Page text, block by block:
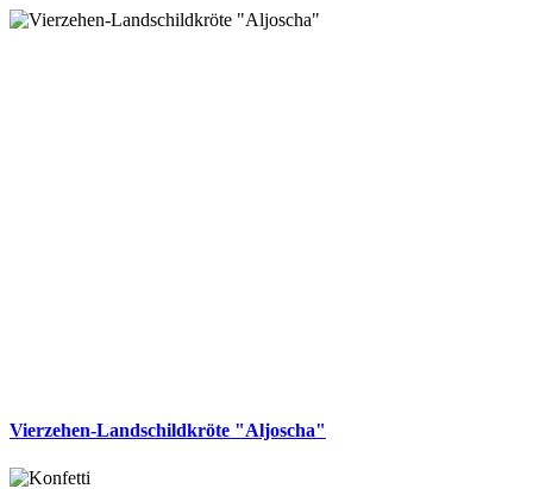
Vierzehen-Landschildkröte "Aljoscha"